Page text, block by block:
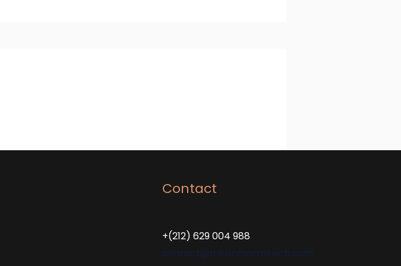
Contact
+(212) 629 004 988
contact@mksinmarrakech.com